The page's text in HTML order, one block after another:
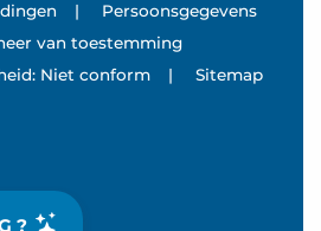
?
|
Persoonsgegevens
van toestemming
Niet conform | Sitemap